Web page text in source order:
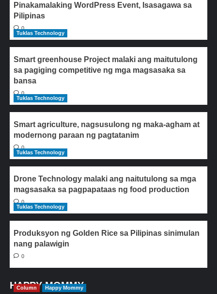
Pinakamalaking WordPress Event, Isasagawa sa
Pilipinas
0
Tuklas Technology
Smart greenhouse Project malaki ang maitutulong
sa pagiging competitive ng mga magsasaka sa
bansa
0
Tuklas Technology
Smart agriculture, nagsusulong ng maka-agham at
modernong paraan ng pagtatanim
0
Tuklas Technology
Drone Technology malaki ang naitutulong sa mga
magsasaka sa pagpapataas ng food production
0
Tuklas Technology
Produksyon ng Golden Rice sa Pilipinas sinimulan
nang palawigin
0
HAPPY MOMMY
Column Happy Mommy